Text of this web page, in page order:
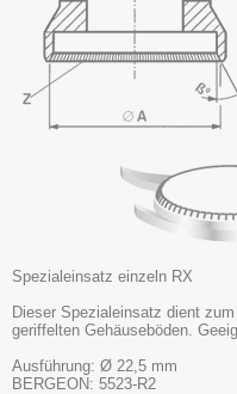
Spezialeinsatz einzeln RX
Dieser Spezialeinsatz dient
geriffelten Gehäuseböden.
Ausführung: Ø 22,5 mm
BERGEON: 5523-R2